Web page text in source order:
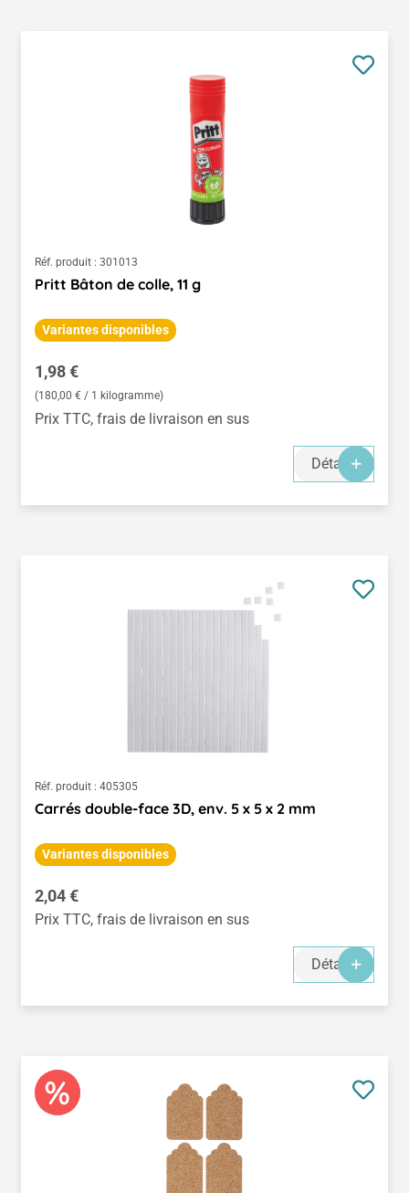
Réf. produit : 301013
Pritt Bâton de colle, 11 g
Variantes disponibles
Prix régulier :
1,98 €
(180,00 € / 1 kilogramme)
Prix TTC, frais de livraison en sus
Détails
Réf. produit : 405305
Carrés double-face 3D, env. 5 x 5 x 2 mm
Variantes disponibles
Prix régulier :
2,04 €
Prix TTC, frais de livraison en sus
Détails